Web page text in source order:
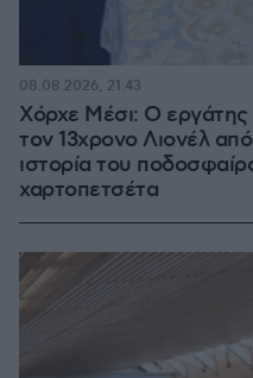
Χόρχε Μέσι: Ο
τον 13χρονο Λιονέλ
ιστορία του
χαρτοπετσέτα
08.08.2026, 21:43